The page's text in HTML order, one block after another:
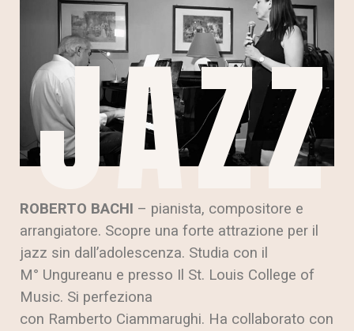
JAZZ
ROBERTO BACHI – pianista, compositore e
arrangiatore. Scopre una forte attrazione per il
jazz sin dall’adolescenza. Studia con il
M° Ungureanu e presso Il St. Louis College of
Music. Si perfeziona
con Ramberto Ciammarughi. Ha collaborato con